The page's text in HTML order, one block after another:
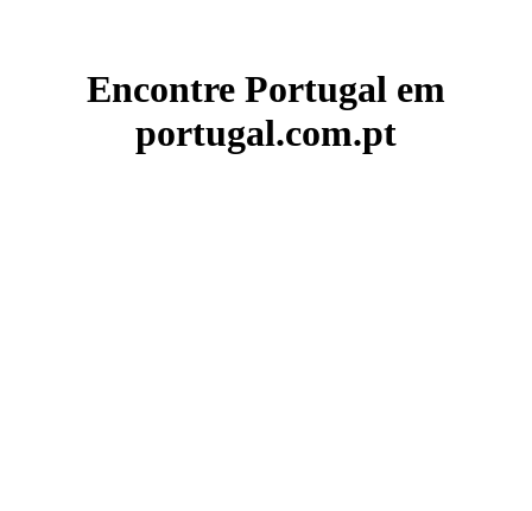
Encontre Portugal em
portugal.com.pt